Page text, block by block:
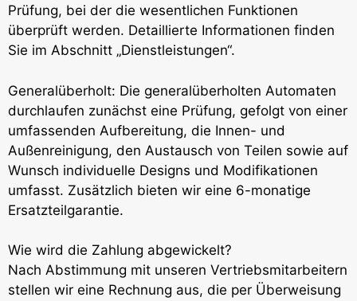
Prüfung, bei der die wesentlichen Funktionen
überprüft werden. Detaillierte Informationen finden
Sie im Abschnitt „Dienstleistungen“.
Generalüberholt: Die generalüberholten Automaten
durchlaufen zunächst eine Prüfung, gefolgt von einer
umfassenden Aufbereitung, die Innen- und
Außenreinigung, den Austausch von Teilen sowie auf
Wunsch individuelle Designs und Modifikationen
umfasst. Zusätzlich bieten wir eine 6-monatige
Ersatzteilgarantie.
Wie wird die Zahlung abgewickelt?
Nach Abstimmung mit unseren Vertriebsmitarbeitern
stellen wir eine Rechnung aus, die per Überweisung